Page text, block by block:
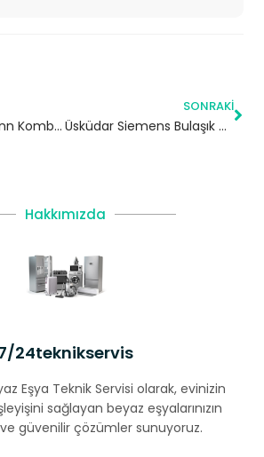
Elbasan Viessmann Kombi Servisi – Çatalca Yetkili Servis
SONRAKI
Üsküdar Siemens Bulaşık Makinesi Servisi
Hakkımızda
24teknikservis
Eşya Teknik Servisi olarak, evinizin
sağlayan beyaz eşyalarınızın
güvenilir çözümler sunuyoruz.